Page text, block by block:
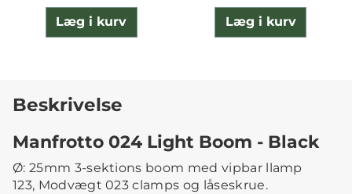
Læg i kurv Læg i kurv
Beskrivelse
Manfrotto 024 Light Boom - Black
Ø: 25mm 3-sektions boom med vipbar llamp
123, Modvægt 023 clamps og låseskrue.